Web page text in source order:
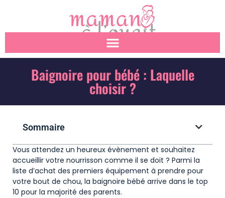
Baignoire pour bébé : Laquelle
choisir ?
Sommaire
Vous attendez un heureux évènement et souhaitez
accueillir votre nourrisson comme il se doit ? Parmi la
liste d’achat des premiers équipement à prendre pour
votre bout de chou, la baignoire bébé arrive dans le top
10 pour la majorité des parents.